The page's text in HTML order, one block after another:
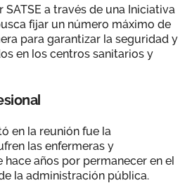
SATSE a través de una Iniciativa
fijar un número máximo de
para garantizar la seguridad y
en los centros sanitarios y
en la reunión fue la
las enfermeras y
años por permanecer en el
la administración pública.